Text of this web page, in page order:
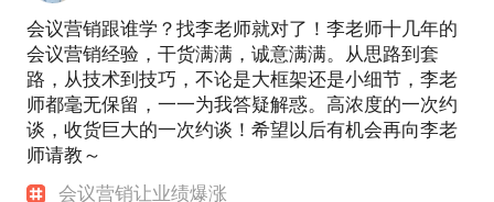
会议营销跟谁学？找李老师就对了！李老师十几年的
会议营销经验，干货满满，诚意满满。从思路到套
路，从技术到技巧，不论是大框架还是小细节，李老
师都毫无保留，一一为我答疑解惑。高浓度的一次约
谈，收货巨大的一次约谈！希望以后有机会再向李老
师请教～
会议营销让业绩爆涨